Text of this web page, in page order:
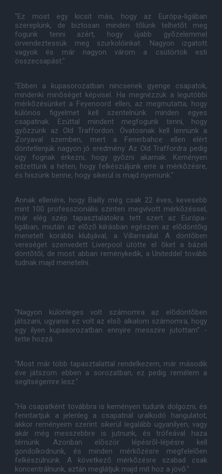
"Ez most egy kicsit más, hogy az Európa-ligában
szereplünk, de biztosan minden tõlünk telhetõt meg
fogunk tenni azért, hogy újabb gyõzelemmel
örvendeztessük meg szurkolóinkat. Nagyon izgatott
vagyok és már nagyon várom a csütörtök esti
összecsapást."
"Ebben a kupasorozatban nincsenek gyenge csapatok,
mindenki minõséget képvisel. Ha megnézzük a legutóbbi
mérkõzésünket a Feyenoord ellen, az megmutatta, hogy
különös figyelmet kell szentelnünk minden egyes
csapatnak. Ezúttal mindent megfogunk tenni, hogy
gyõzzünk az Old Traffordon. Óvatosnak kell lennünk a
Zoryaval szemben, mert a Fenerbahce ellen elért
döntetlenjük nagyon jó eredmény. Az Old Traffordra pedig
úgy fognak érkezni, hogy gyõzni akarnak. Keményen
edzettünk a héten, hogy felkészüljünk erre a mérkõzésre,
és hiszünk benne, hogy sikerül is majd nyernünk."
Annak ellenére, hogy Bailly még csak 22 éves, kevesebb
mint 100 professzionális szinten megvívott mérkõzéssel,
már elég szép tapasztalatokra tett szert az Európa-
ligában, miután az elõzõ kiírásban egészen az elõdöntõig
menetelt korábbi klubjával, a Villarreallal. A döntõben
vereséget szenvedett Liverpool ütötte el õket a bázeli
döntõtõl, de most abban reménykedik, a Uniteddel tovább
tudnak majd menetelni.
"Nagyon különleges volt számomra az elõdöntõben
játszani, ugyanis ez volt az elsõ alkalom számomra, hogy
egy ilyen kupasorozatban ennyire messzire jutottam" -
tette hozzá.
"Most már több tapasztalattal rendelkezem, már második
éve játszom ebben a sorozatban, ez pedig remélem a
segítségemre lesz."
"Ha csapatként továbbra is keményen tudunk dolgozni, és
fenntartjuk a jelenleg a csapatnál uralkodó hangulatot,
akkor reményeim szerint sikerül legalább ugyanilyen, vagy
akár még messzebbre is jutnunk, és trófeával haza
térnünk. Azonban elõször lépésrõl-lépésre kell
gondolkodnunk, és minden mérkõzésre megfelelõen
felkészülnünk. A következõ mérkõzésre szabad csak
koncentrálnunk, aztán meglátjuk majd mit hoz a jövõ."